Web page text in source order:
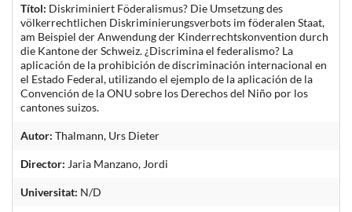
Títol: Diskriminiert Föderalismus? Die Umsetzung des
völkerrechtlichen Diskriminierungsverbots im föderalen Staat,
am Beispiel der Anwendung der Kinderrechtskonvention durch
die Kantone der Schweiz. ¿Discrimina el federalismo? La
aplicación de la prohibición de discriminación internacional en
el Estado Federal, utilizando el ejemplo de la aplicación de la
Convención de la ONU sobre los Derechos del Niño por los
cantones suizos.
Autor: Thalmann, Urs Dieter
Director: Jaria Manzano, Jordi
Universitat: N/D